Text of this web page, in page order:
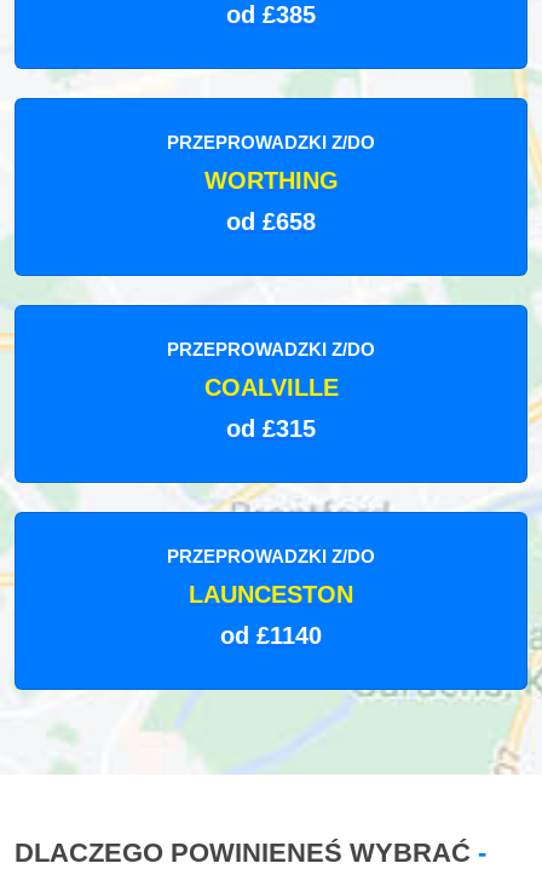
od £385
PRZEPROWADZKI Z/DO
WORTHING
od £658
PRZEPROWADZKI Z/DO
COALVILLE
od £315
PRZEPROWADZKI Z/DO
LAUNCESTON
od £1140
DLACZEGO POWINIENEŚ WYBRAĆ -